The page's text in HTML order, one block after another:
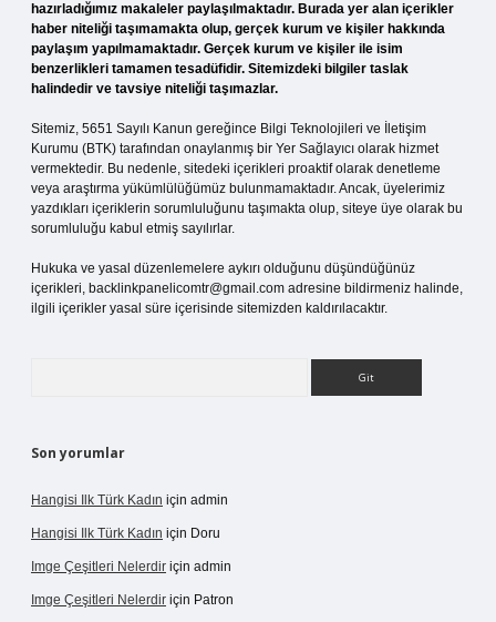
hazırladığımız makaleler paylaşılmaktadır. Burada yer alan içerikler
haber niteliği taşımamakta olup, gerçek kurum ve kişiler hakkında
paylaşım yapılmamaktadır. Gerçek kurum ve kişiler ile isim
benzerlikleri tamamen tesadüfidir. Sitemizdeki bilgiler taslak
halindedir ve tavsiye niteliği taşımazlar.
Sitemiz, 5651 Sayılı Kanun gereğince Bilgi Teknolojileri ve İletişim
Kurumu (BTK) tarafından onaylanmış bir Yer Sağlayıcı olarak hizmet
vermektedir. Bu nedenle, sitedeki içerikleri proaktif olarak denetleme
veya araştırma yükümlülüğümüz bulunmamaktadır. Ancak, üyelerimiz
yazdıkları içeriklerin sorumluluğunu taşımakta olup, siteye üye olarak bu
sorumluluğu kabul etmiş sayılırlar.
Hukuka ve yasal düzenlemelere aykırı olduğunu düşündüğünüz
içerikleri, backlinkpanelicomtr@gmail.com adresine bildirmeniz halinde,
ilgili içerikler yasal süre içerisinde sitemizden kaldırılacaktır.
Son yorumlar
Hangisi Ilk Türk Kadın için admin
Hangisi Ilk Türk Kadın için Doru
Imge Çeşitleri Nelerdir için admin
Imge Çeşitleri Nelerdir için Patron